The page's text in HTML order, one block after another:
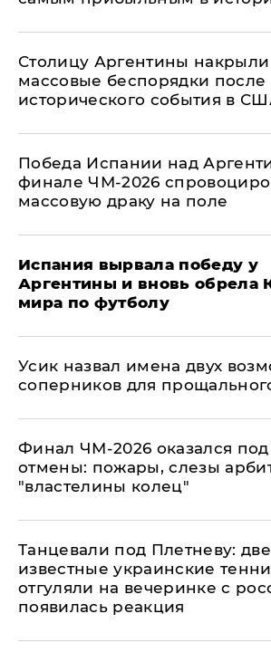
Столицу Аргентины накрыли
массовые беспорядки после
исторического события в
Победа Испании над
финале ЧМ-2026
массовую драку на поле
Испания вырвала победу у
Аргентины и вновь обрела
мира по футболу
Усик назвал имена двух
соперников для
Финал ЧМ-2026 оказался под
отмены: пожары, слезы
"властелины колец"
Танцевали под Плетневу: две
известные украинские
отгуляли на вечеринке с
появилась реакция